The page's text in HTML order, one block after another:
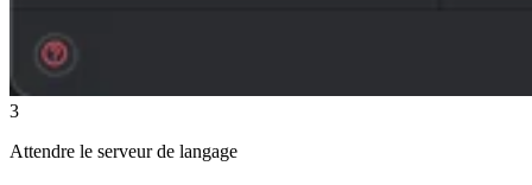
3
Attendre le serveur de langage